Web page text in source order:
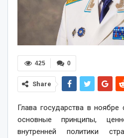
0
425
Share
Глава государства в
основные принципы,
внутренней политики